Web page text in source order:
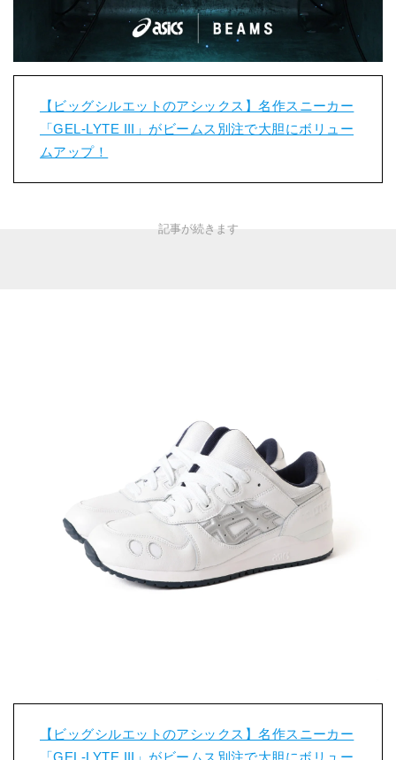
【ビッグシルエットのアシックス】名作スニーカー
「GEL-LYTE III」がビームス別注で大胆にボリュー
ムアップ！
【ビッグシルエットのアシックス】名作スニーカー